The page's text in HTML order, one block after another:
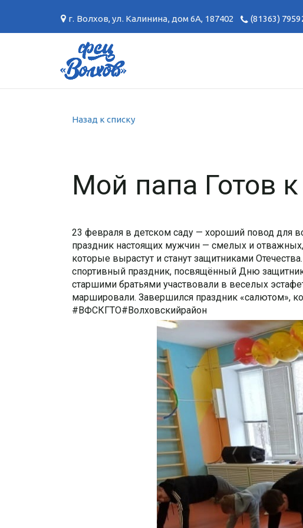
г. Волхов,ул. Калинина, дом 6А, 187402 (81363)
Назад к списку
Мой папа Готов
23 февраля в детском саду — хороший повод для
праздник настоящих мужчин — смелых и
которые вырастут и станут защитниками
спортивный праздник, посвящённый Дню
старшими братьями участвовали в веселых
маршировали. Завершился праздник «салютом»,
#ВФСКГТО#Волховскийрайон